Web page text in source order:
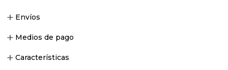
Envíos
Medios de pago
Características